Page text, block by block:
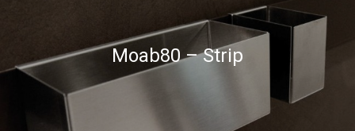
Moab80 – Strip